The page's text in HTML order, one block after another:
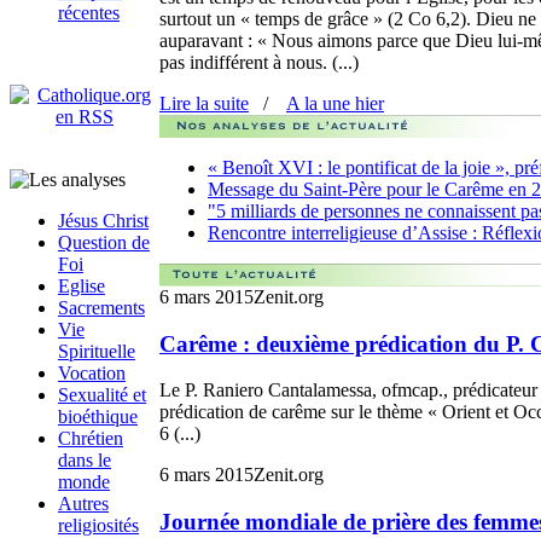
récentes
Jésus Christ
Question de
Foi
Eglise
Sacrements
Vie
Spirituelle
Vocation
Sexualité et
bioéthique
Chrétien
dans le
monde
Autres
religiosités
surtout un « temps de grâce » (2 Co 6,2). Dieu
auparavant : « Nous aimons parce que Dieu lui-
pas indifférent à nous. (...)
Lire la suite / A la une hier
« Benoît XVI : le pontificat de la joie »,
Message du Saint-Père pour le Carême en
"5 milliards de personnes ne connaissent
Rencontre interreligieuse d’Assise :
6 mars 2015Zenit.org
Carême : deuxième prédication du P.
Le P. Raniero Cantalamessa, ofmcap.,
prédication de carême sur le thème « Orient et
6 (...)
6 mars 2015Zenit.org
Journée mondiale de prière des